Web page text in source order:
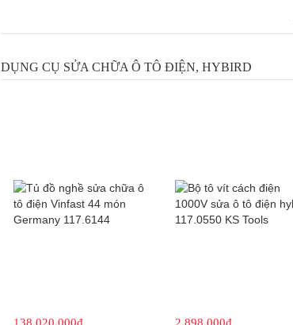
DỤNG CỤ SỬA CHỮA Ô TÔ ĐIỆN, HYBIRD